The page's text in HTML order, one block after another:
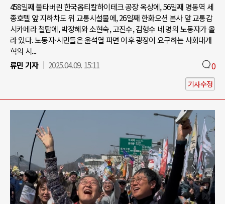
458일째 불타버린 한국옵티칼하이테크 공장 옥상에, 56일째 명동역 세
종호텔 앞 지하차도 위 교통시설물에, 26일째 한화오션 본사 앞 교통감
시카메라 철탑에, 박정혜와 소현숙, 고진수, 김형수 네 명의 노동자가 올
라 있다. 노동자·시민들은 윤석열 파면 이후 광장이 요구하는 사회대개
혁의 시...
류민 기자
2025.04.09. 15:11 0
기사수정